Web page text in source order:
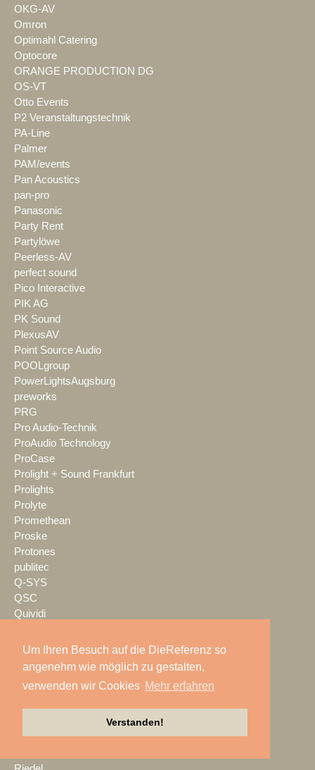
Um Ihren Besuch auf die DieReferenz so
angenehm wie möglich zu gestalten,
verwenden wir Cookies Mehr erfahren
Verstanden!
OKG-AV
Omron
Optimahl Catering
Optocore
ORANGE PRODUCTION DG
OS-VT
Otto Events
P2 Veranstaltungstechnik
PA-Line
Palmer
PAM/events
Pan Acoustics
pan-pro
Panasonic
Party Rent
Partylöwe
Peerless-AV
perfect sound
Pico Interactive
PIK AG
PK Sound
PlexusAV
Point Source Audio
POOLgroup
PowerLightsAugsburg
preworks
PRG
Pro Audio-Technik
ProAudio Technology
ProCase
Prolight + Sound Frankfurt
Prolights
Prolyte
Promethean
Proske
Protones
publitec
Q-SYS
QSC
Quividi
Rain Age
Rauschenberger Catering
RENT EVENT TEC
rent4event
Reprofil